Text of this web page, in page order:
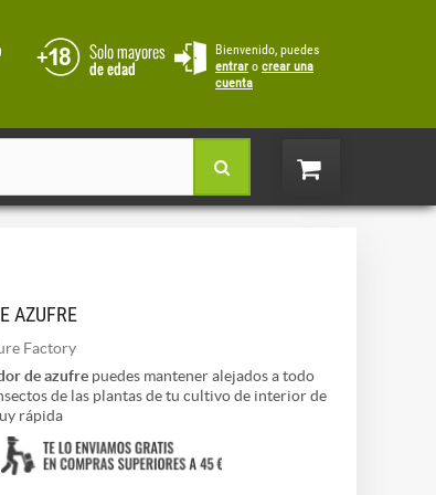
Bienvenido, puedes
entrar o crear una
cuenta
AZUFRE
Factory
de azufre puedes mantener alejados a todo
de las plantas de tu cultivo de interior de
rápida